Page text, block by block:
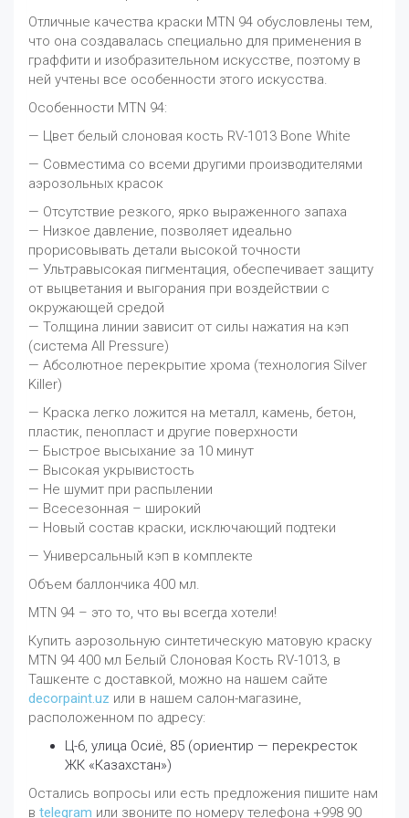
Отличные качества краски MTN 94 обусловлены тем,
что она создавалась специально для применения в
граффити и изобразительном искусстве, поэтому в
ней учтены все особенности этого искусства.
Особенности MTN 94:
— Цвет белый слоновая кость RV-1013 Bone White
— Совместима со всеми другими производителями
аэрозольных красок
— Отсутствие резкого, ярко выраженного запаха
— Низкое давление, позволяет идеально
прорисовывать детали высокой точности
— Ультравысокая пигментация, обеспечивает защиту
от выцветания и выгорания при воздействии с
окружающей средой
— Толщина линии зависит от силы нажатия на кэп
(система All Pressure)
— Абсолютное перекрытие хрома (технология Silver
Killer)
— Краска легко ложится на металл, камень, бетон,
пластик, пенопласт и другие поверхности
— Быстрое высыхание за 10 минут
— Высокая укрывистость
— Не шумит при распылении
— Всесезонная – широкий
— Новый состав краски, исключающий подтеки
— Универсальный кэп в комплекте
Объем баллончика 400 мл.
MTN 94 – это то, что вы всегда хотели!
Купить аэрозольную синтетическую матовую краску
MTN 94 400 мл Белый Слоновая Кость RV-1013, в
Ташкенте с доставкой, можно на нашем сайте
decorpaint.uz или в нашем салон-магазине,
расположенном по адресу:
Ц-6, улица Осиё, 85 (ориентир — перекресток
ЖК «Казахстан»)
Остались вопросы или есть предложения пишите нам
в telegram или звоните по номеру телефона +998 90